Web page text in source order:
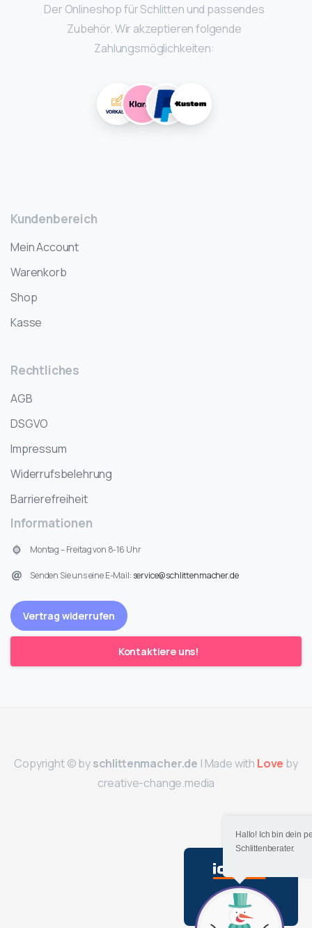
Der Onlineshop für Schlitten und passendes
Zubehör. Wir akzeptieren folgende
Zahlungsmöglichkeiten:
Kundenbereich
Mein Account
Warenkorb
Shop
Kasse
Rechtliches
AGB
DSGVO
Impressum
Widerrufsbelehrung
Barrierefreiheit
Informationen
Montag – Freitag von 8-16 Uhr
Senden Sie uns eine E-Mail: service@schlittenmacher.de
Vertrag widerrufen
Kontaktiere uns!
Copyright © byschlittenmacher.de | Made with Care by
creative-change.media
Hallo! Ich bin dein
Schlittenberater.